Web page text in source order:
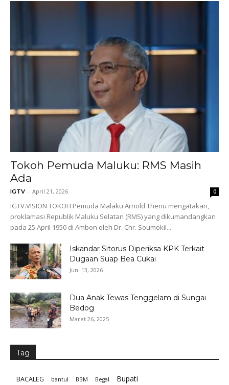
Tokoh Pemuda Maluku: RMS Masih
Ada
IGTV - April 21, 2026 0
IGTV.VISION TOKOH Pemuda Malaku Arnold Thenu mengatakan,
proklamasi Republik Maluku Selatan (RMS) yang dikumandangkan
pada 25 April 1950 di Ambon oleh Dr. Chr. Soumokil...
Iskandar Sitorus Diperiksa KPK Terkait
Dugaan Suap Bea Cukai
Juni 13, 2026
Dua Anak Tewas Tenggelam di Sungai
Bedog
Maret 26, 2025
Tag
BACALEG bantul BBM Begal Bupati